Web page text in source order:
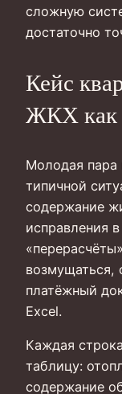
сложную
достаточно
Кейс
ЖКХ как
Молодая пара
типичной
содержание
исправления
возмущаться,
платёжный
Excel.
Каждая
таблицу:
содержание